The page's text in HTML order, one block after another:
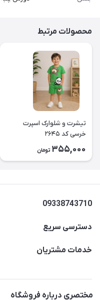
محصولات مرتبط
تیشرت و شلوارک اسپرت
خرسی کد ۲۶۴۵
355,000 تومان
09338743710
دسترسی سریع
حساب کاربری
لیست محصولات
خدمات مشتریان
مختصری درباره فروشگاه